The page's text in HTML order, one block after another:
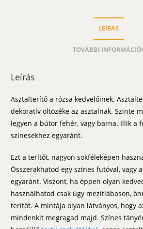
LEÍRÁS
TOVÁBBI
Leírás
Asztalterítő a rózsa kedvelőinek.
dekoratív öltözéke az asztalnak. Szinte
legyen a bútor fehér, vagy barna. Illik a
színesekhez egyaránt.
Ezt a terítőt, nagyon sokféleképen
Összerakhatod egy színes futóval, vagy
egyaránt. Viszont, ha éppen olyan
használhatod csak úgy mezítlábason,
terítőt. A mintája olyan látványos, hogy
mindenkit megragad majd. Színes